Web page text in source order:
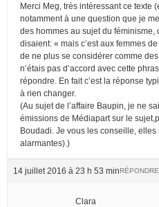
Merci Meg, très intéressant ce texte
notamment à une question que je
des hommes au sujet du féminisme,
disaient: « mais c’est aux femmes
de ne plus se considérer comme
n’étais pas d’accord avec cette
répondre. En fait c’est la réponse
à rien changer.
(Au sujet de l’affaire Baupin, je ne
émissions de Médiapart sur le
Boudadi. Je vous les conseille,
alarmantes).)
14 juillet 2016 à 23 h 53 minRÉPONDRE
Clara